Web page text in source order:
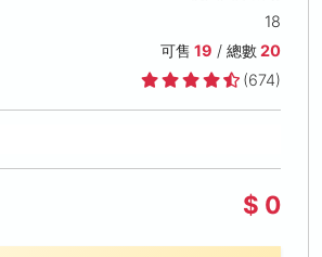
18
可售 19 / 總數20
(674)
$ 0